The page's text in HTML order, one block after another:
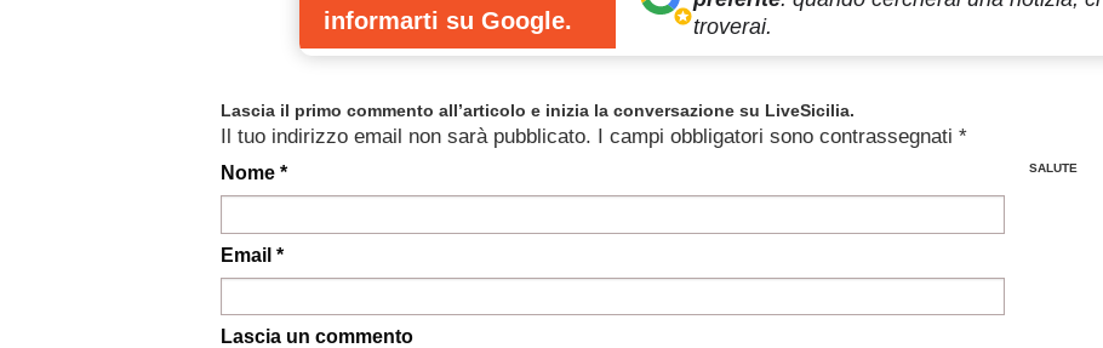
informarti su Google.
troverai.
Lascia il primo commento all’articolo e inizia la conversazione su LiveSicilia.
Il tuo indirizzo email non sarà pubblicato. I campi obbligatori sono contrassegnati *
Nome *
Email *
Lascia un commento
SALUTE